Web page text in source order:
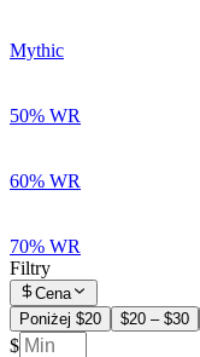
Mythic
50% WR
60% WR
70% WR
Filtry
Cena
Poniżej $20
$20 – $30
$